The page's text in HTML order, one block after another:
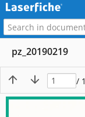
pz_20190219
/ 1